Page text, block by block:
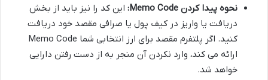
نحوه پیدا کردن Memo Code:
این کد را نیز باید از بخش
دریافت یا واریز در کیف پول یا صرافی مقصد خود دریافت
کنید. اگر پلتفرم مقصد برای ارز انتخابی شما Memo Code
ارائه می کند، وارد نکردن آن منجر به از دست رفتن دارایی
خواهد شد.